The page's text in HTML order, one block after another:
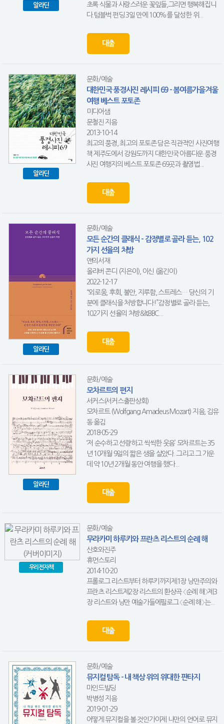
알라딘
초록 식물과 사랑스러운 꽃잎들,그리면 행복해집니
다.텀블벅 펀딩 3일 만에 100%를 달성한 위...
대출
알라딘
문화/예술
대한민국 풍경사진 레시피 69 - 봄여름가을겨울
여행 베스트 포토존
미디어샘
문철진 지음
2013-10-14
최고의 풍경, 최고의 포토존 담은 직관적인 사진여행
책 제주도에서 강원도까지 대한민국 아름다운 풍경
사진 여행지의 베스트 포토존 69곳과 촬영법...
대출
알라딘
문화/예술
모든 순간의 클래식 - 감정별로 골라 듣는, 102
가지 선율의 처방
앤의서재
올리버 콘디 (지은이), 이신 (옮긴이)
2022-12-17
“외로움, 후회, 불안, 지루함, 스트레스… 당신의 기
분에 클래식을 처방합니다!”감정별로 골라 듣는,
102가지 선율의 처방&lt;BBC...
대출
알라딘
문화/예술
모차르트의 편지
서커스(서커스출판상회)
모차르트 (Wolfgang Amadeus Mozart) 지음, 김유
동 옮김
2018-05-29
‘저 순수하고 선량하고 씩씩한 웃음’ 모차르트는 35
년 10개월 9일의 짧은 생을 살았다. 그리고 그 가운
데 약 10년 2개월 동안 여행을 했다...
대출
우리전자책
문화/예술
무라카미 하루키와 프란츠 리스트의 순례 해
산호와진주
휴먼스토리
2014-10-20
프롤로그 리스트부터 하루키까지제1장 낭만주의와
프란츠 리스트제2장 리스트의 환상곡 〈순례 해〉제3
장 리스트와 낭만 예술가들에필로그 〈순례 해〉는...
대출
문화/예술
뮤지컬 탐독 - 내 책상 위의 위대한 판타지
마인드빌딩
박병성 지음
2019-01-29
어떻게 뮤지컬을 볼 것인가이제 나만의 언어로 뮤지